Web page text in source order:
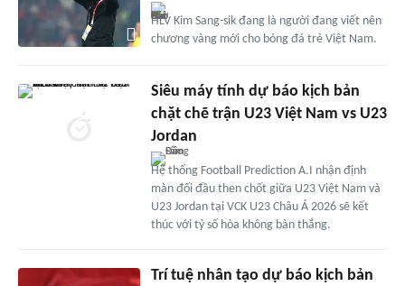
HLV Kim Sang-sik đang là người đang viết nên
chương vàng mới cho bóng đá trẻ Việt Nam.
Siêu máy tính dự báo kịch bản
chặt chẽ trận U23 Việt Nam vs U23
Jordan
Hệ thống Football Prediction A.I nhận định
màn đối đầu then chốt giữa U23 Việt Nam và
U23 Jordan tại VCK U23 Châu Á 2026 sẽ kết
thúc với tỷ số hòa không bàn thắng.
Trí tuệ nhân tạo dự báo kịch bản